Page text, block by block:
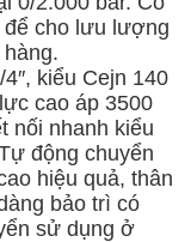
cho lưu lượng
kiểu Cejn 140
cao áp 3500
nối nhanh kiểu
động chuyển
hiệu quả, thân
bảo trì có
sử dụng ở